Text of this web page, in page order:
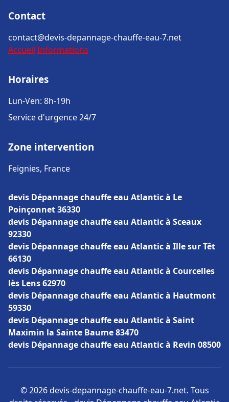
Contact
contact@devis-depannage-chauffe-eau-7.net
Accueil Informations
Horaires
Lun-Ven: 8h-19h
Service d'urgence 24/7
Zone intervention
Feignies, France
devis Dépannage chauffe eau Atlantic à Le
Poinçonnet 36330
devis Dépannage chauffe eau Atlantic à Sceaux
92330
devis Dépannage chauffe eau Atlantic à Ille sur Têt
66130
devis Dépannage chauffe eau Atlantic à Courcelles
lès Lens 62970
devis Dépannage chauffe eau Atlantic à Hautmont
59330
devis Dépannage chauffe eau Atlantic à Saint
Maximin la Sainte Baume 83470
devis Dépannage chauffe eau Atlantic à Revin 08500
© 2026 devis-depannage-chauffe-eau-7.net. Tous